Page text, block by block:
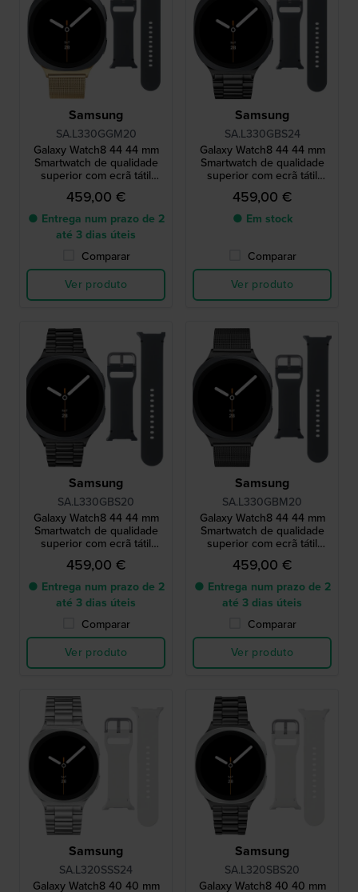
Samsung
SA.L330GGM20
Galaxy Watch8 44 44 mm
Smartwatch de qualidade
superior com ecrã tátil
AMOLED e bracelete extra
459,00 €
● Entrega num prazo de 2
até 3 dias úteis
Comparar
Ver produto
Samsung
SA.L330GBS24
Galaxy Watch8 44 44 mm
Smartwatch de qualidade
superior com ecrã tátil
AMOLED e bracelete extra
459,00 €
● Em stock
Comparar
Ver produto
Samsung
SA.L330GBS20
Galaxy Watch8 44 44 mm
Smartwatch de qualidade
superior com ecrã tátil
AMOLED e bracelete extra
459,00 €
● Entrega num prazo de 2
até 3 dias úteis
Comparar
Ver produto
Samsung
SA.L330GBM20
Galaxy Watch8 44 44 mm
Smartwatch de qualidade
superior com ecrã tátil
AMOLED e bracelete extra
459,00 €
● Entrega num prazo de 2
até 3 dias úteis
Comparar
Ver produto
Samsung
SA.L320SSS24
Galaxy Watch8 40 40 mm
Samsung
SA.L320SBS20
Galaxy Watch8 40 40 mm